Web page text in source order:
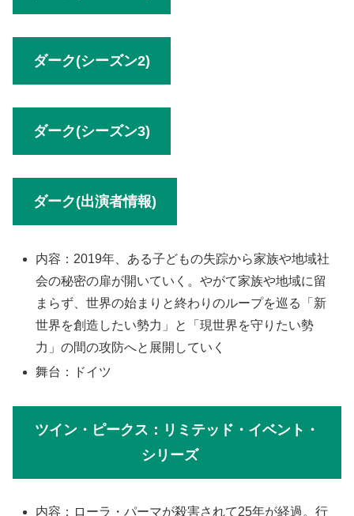
ダーク(シーズン2)
ダーク(シーズン3)
ダーク(出演者情報)
内容：2019年、ある子どもの失踪から家族や地域社
会の秘密の扉が開いていく。やがて家族や地域に留
まらず、世界の始まりと終わりのループを巡る「新
世界を創造したい勢力」と「現世界を守りたい勢
力」の間の攻防へと展開していく
舞台：ドイツ
ツイン・ピークス：リミテッド・イベント・
シリーズ
内容：ローラ・パーマが殺害されて25年が経過。行